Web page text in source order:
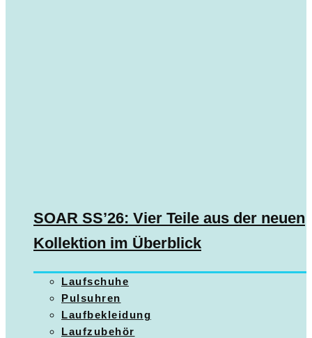
SOAR SS’26: Vier Teile aus der neuen
Kollektion im Überblick
Laufschuhe
Pulsuhren
Laufbekleidung
Laufzubehör